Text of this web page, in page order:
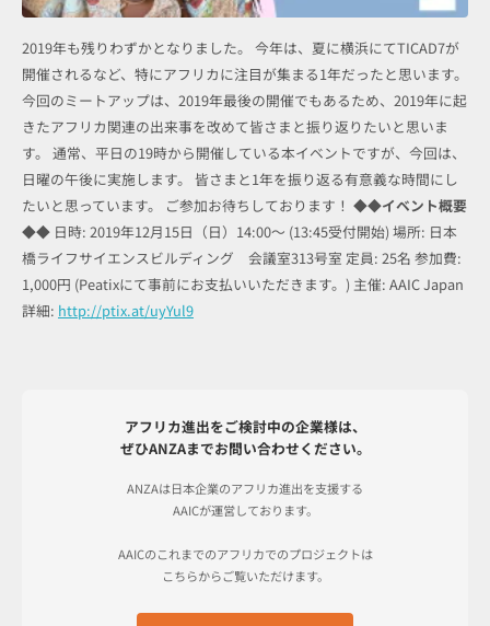
2019年も残りわずかとなりました。 今年は、夏に横浜にてTICAD7が
開催されるなど、特にアフリカに注目が集まる1年だったと思います。
今回のミートアップは、2019年最後の開催でもあるため、2019年に起
きたアフリカ関連の出来事を改めて皆さまと振り返りたいと思いま
す。 通常、平日の19時から開催している本イベントですが、今回は、
日曜の午後に実施します。 皆さまと1年を振り返る有意義な時間にし
たいと思っています。 ご参加お待ちしております！ ◆◆イベント概要
◆◆ 日時: 2019年12月15日（日）14:00～ (13:45受付開始) 場所: 日本
橋ライフサイエンスビルディング 会議室313号室 定員: 25名 参加費:
1,000円 (Peatixにて事前にお支払いいただきます。) 主催: AAIC Japan
詳細: http://ptix.at/uyYul9
アフリカ進出をご検討中の企業様は、
ぜひANZAまでお問い合わせください。
ANZAは日本企業のアフリカ進出を支援する
AAICが運営しております。
AAICのこれまでのアフリカでのプロジェクトは
こちらからご覧いただけます。